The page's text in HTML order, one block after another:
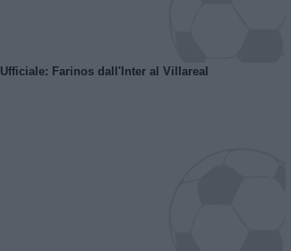
Ufficiale: Farinos dall'Inter al Villareal